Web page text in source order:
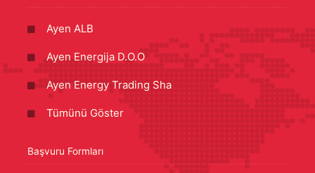
Ayen ALB
Ayen Energija D.O.O
Ayen Energy Trading Sha
Tümünü Göster
Başvuru Formları